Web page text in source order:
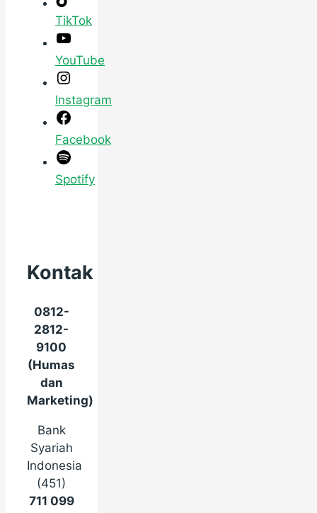
TikTok
YouTube
Instagram
Facebook
Spotify
Kontak
0812-
2812-
9100
(Humas
dan
Marketing)
Bank
Syariah
Indonesia
(451)
711 099